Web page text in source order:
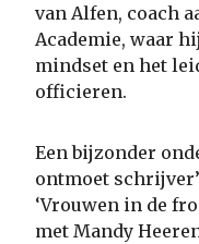
van Alfen, coach
Academie, waar
mindset en het
officieren.
Een bijzonder
ontmoet
‘Vrouwen in de
met Mandy